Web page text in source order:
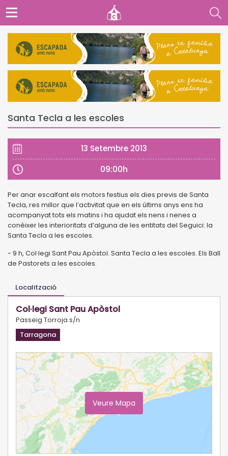
Santa Tecla a les escoles
13 Setembre 2013
09:00h
Per anar escalfant els motors festius els dies previs de Santa
Tecla, res millor que l’activitat que en els últims anys ens ha
acompanyat tots els matins i ha ajudat els nens i nenes a
conèixer les interioritats d’alguna de les entitats del Seguici: la
Santa Tecla a les escoles.
- 9 h, Col·legi Sant Pau Apòstol. Santa Tecla a les escoles. Els Ball
de Pastorets a les escoles.
Localització
Col·legi Sant Pau Apòstol
Passeig Torroja s/n
Tarragona
Veure Mapa